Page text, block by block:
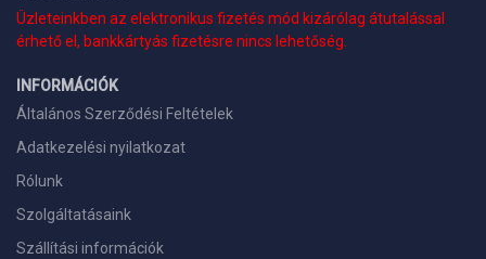
Üzleteinkben az elektronikus fizetés mód kizárólag átutalással
érhető el, bankkártyás fizetésre nincs lehetőség.
INFORMÁCIÓK
Általános Szerződési Feltételek
Adatkezelési nyilatkozat
Rólunk
Szolgáltatásaink
Szállítási információk